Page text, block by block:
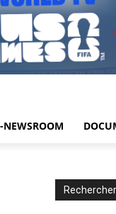
NEWSROOM
Rechercher